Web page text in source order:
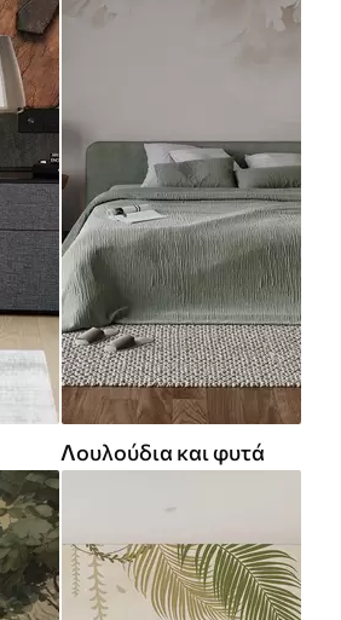
Λουλούδια και φυτά